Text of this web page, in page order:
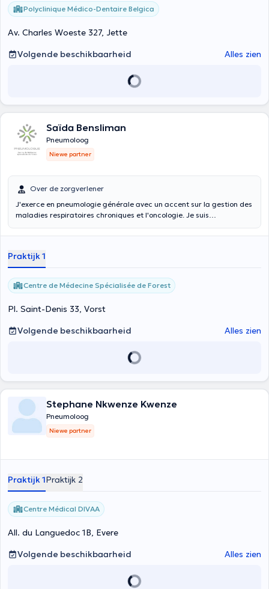
Polyclinique Médico-Dentaire Belgica
Av. Charles Woeste 327, Jette
Volgende beschikbaarheid
Alles zien
Saïda Bensliman
Pneumoloog
Niewe partner
Over de zorgverlener
J'exerce en pneumologie générale avec un accent sur la gestion des
maladies respiratoires chroniques et l'oncologie. Je suis
entre le soignant et le patient, ainsi que dans le coaching des
mieux avec leur maladie. En parallèle, je consacre une partie de mon
énergie à enseigner la méditation de pleine conscience et la
bienveillance dans le domaine de la santé, tant aux soignants
qu'aux patients
Praktijk 1
Centre de Médecine Spécialisée de Forest
Pl. Saint-Denis 33, Vorst
Volgende beschikbaarheid
Alles zien
Stephane Nkwenze Kwenze
Pneumoloog
Niewe partner
Praktijk 1Praktijk 2
Centre Médical DIVAA
All. du Languedoc 1B, Evere
Volgende beschikbaarheid
Alles zien